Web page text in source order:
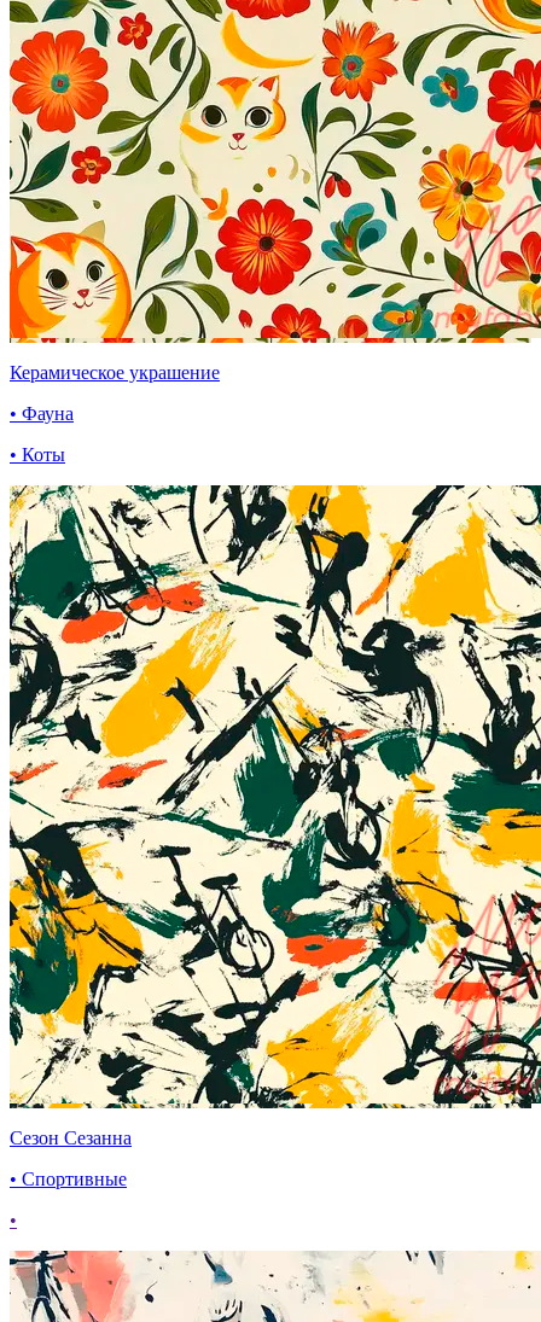
Керамическое украшение
• Фауна
• Коты
Сезон Сезанна
• Спортивные
•